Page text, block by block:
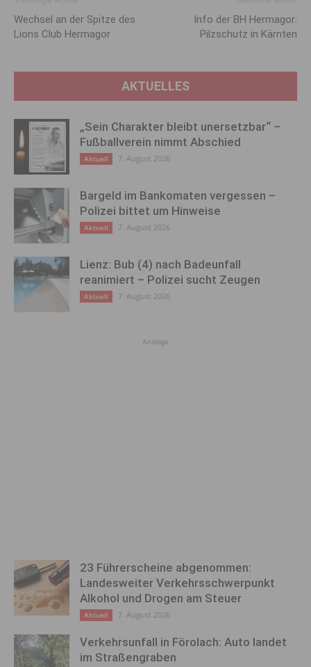
Wechsel an der Spitze des
Lions Club Hermagor
Info der BH Hermagor:
Pilzschutz in Kärnten
AKTUELLES
„Sein Charakter bleibt unersetzbar“ –
Fußballverein nimmt Abschied
Aktuell 7. August 2026
Bargeld im Bankomaten vergessen –
Polizei bittet um Hinweise
Aktuell 7. August 2026
Lienz: Bub (4) nach Badeunfall
reanimiert – Polizei sucht Zeugen
Aktuell 7. August 2026
Anzeige
23 Führerscheine abgenommen:
Landesweiter Verkehrsschwerpunkt
Alkohol und Drogen am Steuer
Aktuell 7. August 2026
Verkehrsunfall in Förolach: Auto landet
im Straßengraben